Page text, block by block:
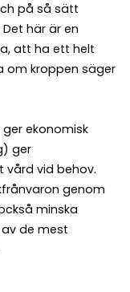
på så sätt
här är en
att ha ett helt
om kroppen säger
ekonomisk
ger
vård vid behov.
genom
minska
de mest